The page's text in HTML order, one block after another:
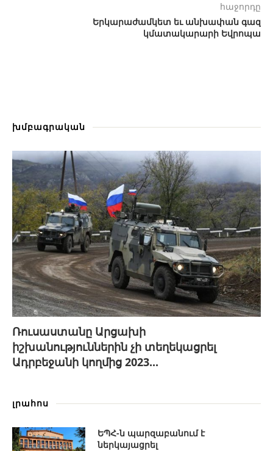
հաջորդը
Երկարաժամկետ եւ անխափան գազ
կմատակարարի Եվրոպա
խմբագրական
Ռուսաստանը Արցախի
իշխանություններին չի տեղեկացրել
Ադրբեջանի կողմից 2023...
լրահոս
ԵՊՀ-ն պարզաբանում է
ներկայացրել